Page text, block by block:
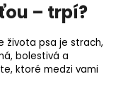
– trpí?
života psa je strach,
bolestivá a
ktoré medzi vami